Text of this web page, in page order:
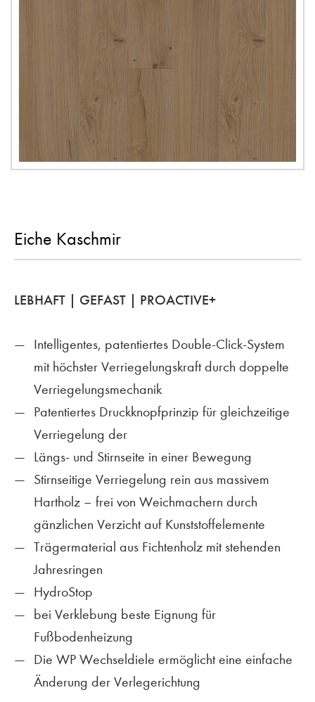
Eiche Kaschmir
LEBHAFT | GEFAST | PROACTIVE+
Intelligentes, patentiertes Double-Click-System
mit höchster Verriegelungskraft durch doppelte
Verriegelungsmechanik
Patentiertes Druckknopfprinzip für gleichzeitige
Verriegelung der
Längs- und Stirnseite in einer Bewegung
Stirnseitige Verriegelung rein aus massivem
Hartholz – frei von Weichmachern durch
gänzlichen Verzicht auf Kunststoffelemente
Trägermaterial aus Fichtenholz mit stehenden
Jahresringen
HydroStop
bei Verklebung beste Eignung für
Fußbodenheizung
Die WP Wechseldiele ermöglicht eine einfache
Änderung der Verlegerichtung